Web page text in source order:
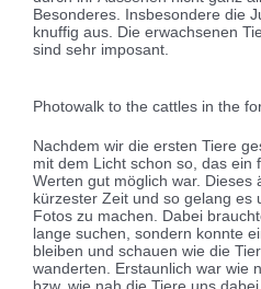
Besonderes. Insbesondere die
knuffig aus. Die erwachsenen
sind sehr imposant.
Photowalk to the cattles in the
Nachdem wir die ersten Tiere
mit dem Licht schon so, das ein
Werten gut möglich war. Dieses
kürzester Zeit und so gelang es
Fotos zu machen. Dabei
lange suchen, sondern konnte
bleiben und schauen wie die
wanderten. Erstaunlich war wie
bzw. wie nah die Tiere uns